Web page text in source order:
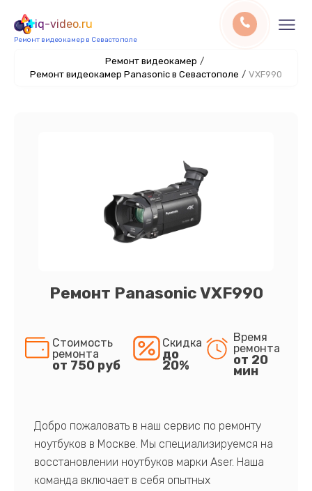
iq-video.ru
Ремонт видеокамер в Севастополе
Ремонт видеокамер /
Ремонт видеокамер Panasonic в Севастополе / VXF990
Ремонт Panasonic VXF990
Стоимость
ремонта
от 750 руб
Скидка
до
20%
Время
ремонта
от 20
мин
Добро пожаловать в наш сервис по ремонту
ноутбуков в Москве. Мы специализируемся на
восстановлении ноутбуков марки Aser. Наша
команда включает в себя опытных